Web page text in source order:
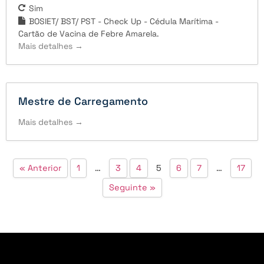
Sim
BOSIET/ BST/ PST - Check Up - Cédula Marítima -
Cartão de Vacina de Febre Amarela.
Mais detalhes
Mestre de Carregamento
Mais detalhes
« Anterior 1 … 3 4 5 6 7 …
17
Seguinte »